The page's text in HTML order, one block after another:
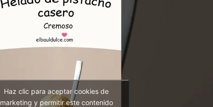
Haz clic para aceptar cookies de
marketing y permitir este contenido